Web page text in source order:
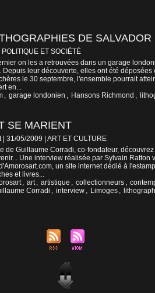
DE SALVADOR
POLITIQUE ET SOCIÉTÉ
on les a retrouvées dans un garage
Depuis leur découverte, elles ont été
le 30 septembre, l'ensemble pourrait
en...
, garage londonien , Hansons Richmond ,
SE MARIENT
| 31/05/2009
ART ET CULTURE
de Guillaume Corradi, co-fondateur,
Une interview réalisée par Sylvain Ratton
un site internet dédié à
et livres...
, art , artistique , collectionneurs ,
Corradi , interview , Limoges ,